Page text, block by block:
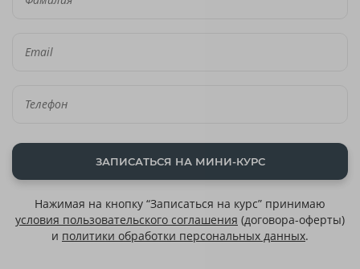
ЗАПИСАТЬСЯ НА МИНИ-КУРС
Нажимая на кнопку “Записаться на курс” принимаю
условия пользовательского соглашения (договора-оферты)
и политики обработки персональных данных.